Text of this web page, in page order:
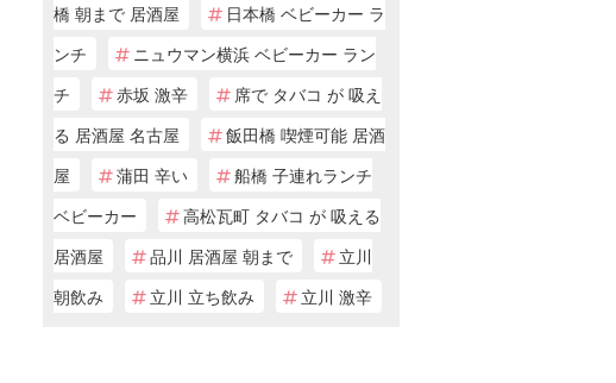
橋 朝まで 居酒屋
日本橋 ベビーカー ラ
ンチ
ニュウマン横浜 ベビーカー ラン
チ
赤坂 激辛
席で タバコ が 吸え
る 居酒屋 名古屋
飯田橋 喫煙可能 居酒
屋
蒲田 辛い
船橋 子連れランチ
ベビーカー
高松瓦町 タバコ が 吸える
居酒屋
品川 居酒屋 朝まで
立川
朝飲み
立川 立ち飲み 立川 激辛